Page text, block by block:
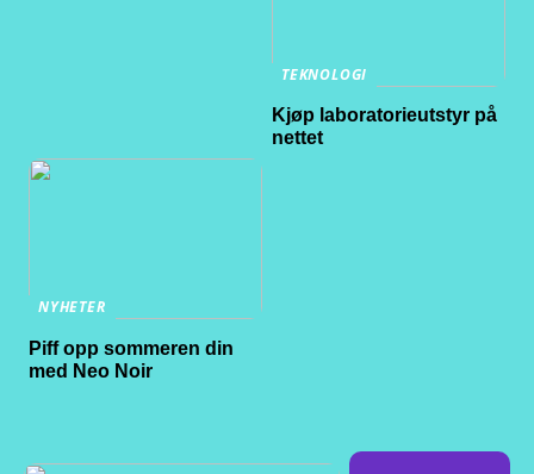
TEKNOLOGI
Kjøp laboratorieutstyr på
nettet
NYHETER
Piff opp sommeren din
med Neo Noir